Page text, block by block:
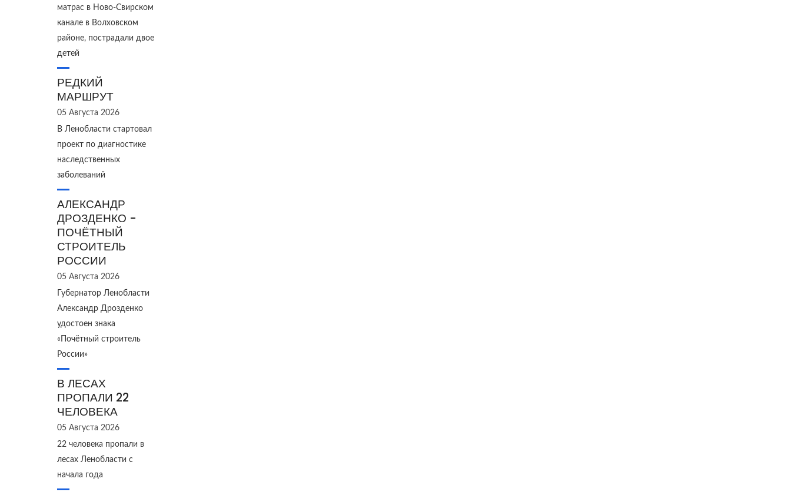
матрас в Ново‑Свирском
канале в Волховском
районе, пострадали двое
детей
РЕДКИЙ
МАРШРУТ
05 Августа 2026
В Ленобласти стартовал
проект по диагностике
наследственных
заболеваний
АЛЕКСАНДР
ДРОЗДЕНКО -
ПОЧЁТНЫЙ
СТРОИТЕЛЬ
РОССИИ
05 Августа 2026
Губернатор Ленобласти
Александр Дрозденко
удостоен знака
«Почётный строитель
России»
В ЛЕСАХ
ПРОПАЛИ 22
ЧЕЛОВЕКА
05 Августа 2026
22 человека пропали в
лесах Ленобласти с
начала года